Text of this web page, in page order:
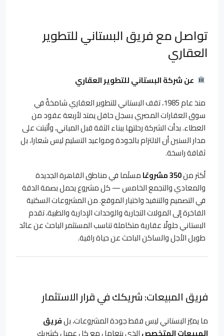
تواصل مع فريق البستاني للتطوير
العقاري
عن شركة البستاني للتطوير العقاري
منذ عام 1985، تقف البستاني للتطوير العقاري شامخةً في
سوق العقارات المصري بسجل حافل يمتد لأربعة عقود من
العطاء. بدأت الشركة رحلتها ببناء الثقة قبل المباني، وأثبتت على
مدار السنين أن الالتزام بالجودة ومواعيد التسليم ليس شعارا، بل
ثقافة راسخة.
أكثر من350 مشروعًا
مسلَما في مناطق القاهرة الجديدة
والمعادي والتجمع الخامس — كل مشروع يحمل بصمة الدقة
في التصميم والتنفيذ واختيار الموقع. من المشروعات السكنية
الفاخرة إلى المولات التجارية والوحدات الإدارية والطبية، تقدم
البستاني حلولًا عقارية متكاملة تناسب المستثمر الباحث عن عائد
طويل الأجل والساكن الباحث عن حياة راقية.
فريق المبيعات: شريكك في قرار الاستثمار
ما يميّز البستاني ليس فقط جودة المشروعات، بلفريق
المبيعات المتخصصالذي يتعامل مع كل عميل كشريك